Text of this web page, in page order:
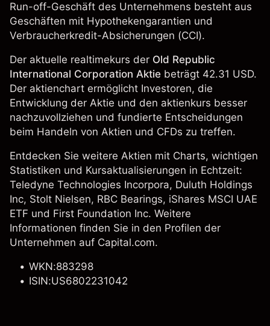
Run-off-Geschäft des Unternehmens besteht aus
Geschäften mit Hypothekengarantien und
Verbraucherkredit-Absicherungen (CCI).
Der aktuelle realtimekurs der Old Republic
International Corporation Aktie beträgt 42.31 USD.
Der aktienchart ermöglicht Investoren, die
Entwicklung der Aktie und den aktienkurs besser
nachzuvollziehen und fundierte Entscheidungen
beim Handeln von Aktien und CFDs zu treffen.
Entdecken Sie weitere Aktien mit Charts, wichtigen
Statistiken und Kursaktualisierungen in Echtzeit:
Teledyne Technologies Incorpora, Duluth Holdings
Inc, Stolt Nielsen, RBC Bearings, iShares MSCI UAE
ETF und First Foundation Inc. Weitere
Informationen finden Sie in den Profilen der
Unternehmen auf Capital.com.
WKN:883298
ISIN:US6802231042